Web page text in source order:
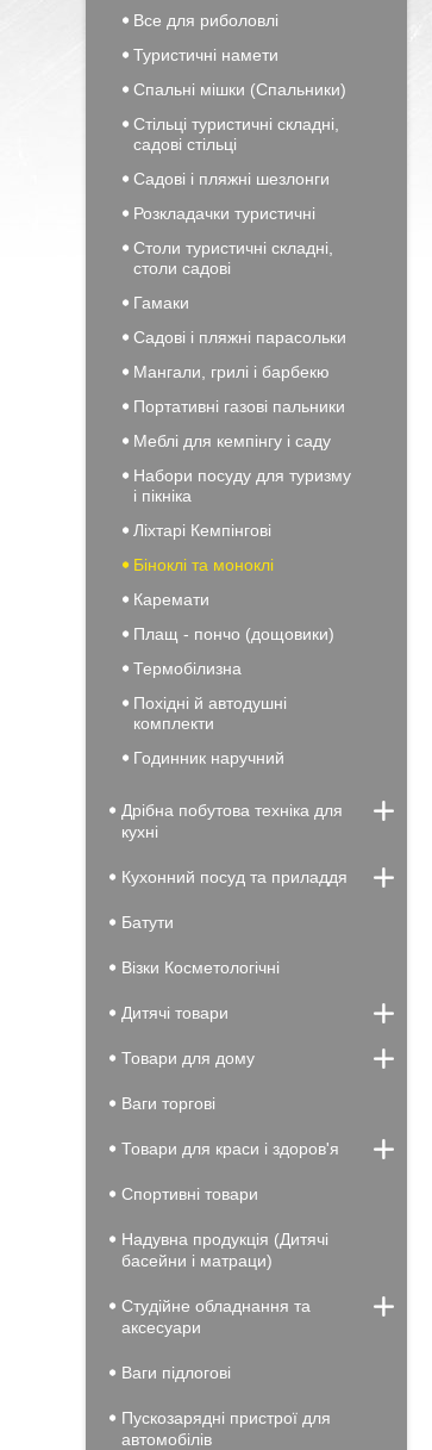
Все для риболовлі
Туристичні намети
Спальні мішки (Спальники)
Стільці туристичні складні,
садові стільці
Садові і пляжні шезлонги
Розкладачки туристичні
Столи туристичні складні,
столи садові
Гамаки
Садові і пляжні парасольки
Мангали, грилі і барбекю
Портативні газові пальники
Меблі для кемпінгу і саду
Набори посуду для туризму
і пікніка
Ліхтарі Кемпінгові
Біноклі та моноклі
Каремати
Плащ - пончо (дощовики)
Термобілизна
Похідні й автодушні
комплекти
Годинник наручний
Дрібна побутова техніка для
кухні
Кухонний посуд та приладдя
Батути
Візки Косметологічні
Дитячі товари
Товари для дому
Ваги торгові
Товари для краси і здоров'я
Спортивні товари
Надувна продукція (Дитячі
басейни і матраци)
Студійне обладнання та
аксесуари
Ваги підлогові
Пускозарядні пристрої для
автомобілів